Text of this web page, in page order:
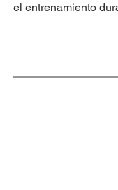
el entrenamiento